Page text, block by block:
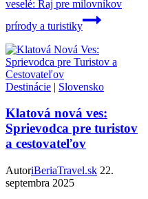
veselé: Raj pre milovníkov
prírody a turistiky
Destinácie | Slovensko
Klatová nová ves:
Sprievodca pre turistov
a cestovateľov
AutoriBeriaTravel.sk 22.
septembra 2025